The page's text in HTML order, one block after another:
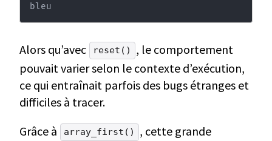
bleu
Alors qu’avec reset()
, le comportement
pouvait varier selon le contexte d’exécution,
ce qui entraînait parfois des bugs étranges et
difficiles à tracer.
Grâce à
array_first()
, cette grande